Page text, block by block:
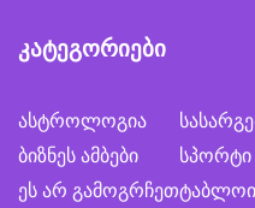
კატეგორიები
ასტროლოგია
ბიზნეს ამბები
ეს არ გამოგრჩეთ
სპორტი